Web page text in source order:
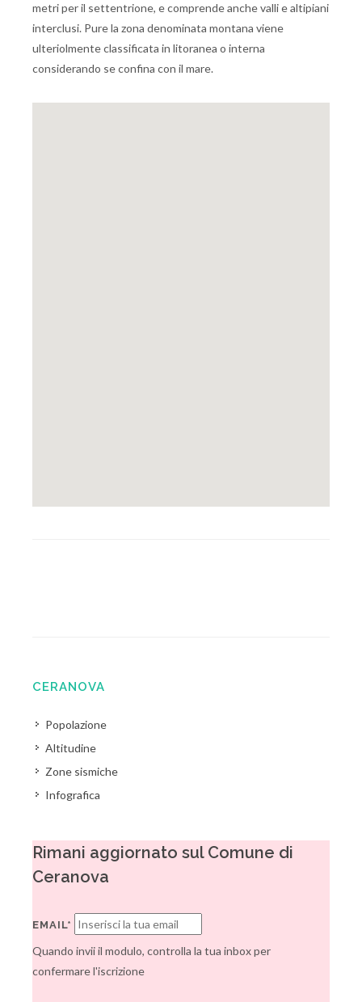
metri per il settentrione, e comprende anche valli e altipiani
interclusi. Pure la zona denominata montana viene
ulteriolmente classificata in litoranea o interna
considerando se confina con il mare.
CERANOVA
Popolazione
Altitudine
Zone sismiche
Infografica
Rimani aggiornato sul Comune di
Ceranova
EMAIL*
Quando invii il modulo, controlla la tua inbox per
confermare l'iscrizione